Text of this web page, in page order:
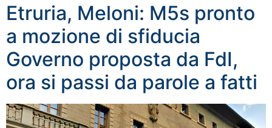
Etruria, Meloni: M5s pronto
a mozione di sfiducia
Governo proposta da FdI,
ora si passi da parole a fatti